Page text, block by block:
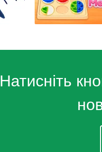
Натисніть